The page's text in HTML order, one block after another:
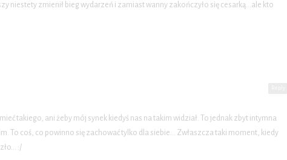
niestety zmienił bieg wydarzeń i zamiast wanny zakończyło się cesarką…ale kto
takiego, ani żeby mój synek kiedyś nas na takim widział. To jednak zbyt intymna
To coś, co powinno się zachować tylko dla siebie… Zwłaszcza taki moment, kiedy
:/